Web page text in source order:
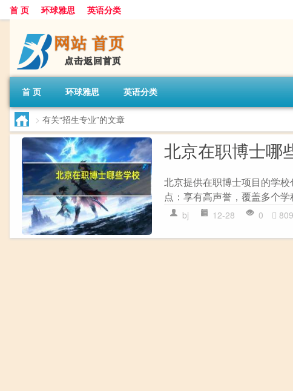
首 页 环球雅思 英语分类
首 页 环球雅思 英语分类
> 有关“招生专业”的文章
北京在职博士哪
北京提供在职博士项目的学
点：享有高声誉，覆盖多个
bj 12-28 0 809